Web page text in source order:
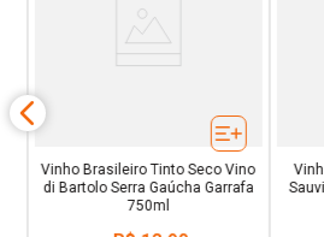
Vinho Brasileiro Tinto Seco Vino
di Bartolo Serra Gaúcha Garrafa
750ml